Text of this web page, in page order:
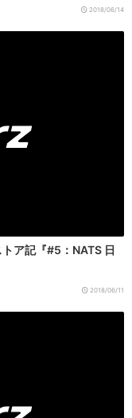
2018/06/14
ア記『#5：NATS 日
2018/06/11